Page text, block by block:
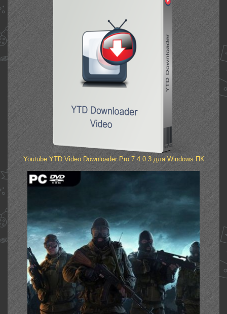
Youtube YTD Video Downloader Pro 7.4.0.3 для Windows ПК